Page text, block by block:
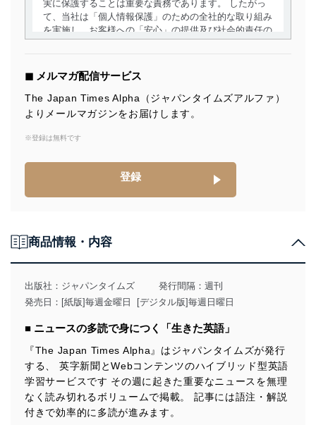
実に保護することは重要な責務であります。 したがっ
て、当社は「個人情報保護」のための全社的な取り組み
を実施し、お客様への「安心」の提供及び社会的責任の
個人情報の取得・利用・提供について
当社は、個人情報の取得・利用・提供に際して、その利
用目的を明確にし、本人の同意を得たうえで利用目的の
達成に必要な範囲内で適法かつ公正な手段によって取
得・利用・提供を行います。また、当社が保有している
供・開示は行いません。当社においてはこれらの取り組
みを確実にするため、従業者等の教育を徹底してまいり
その他の規範を遵守します。また、当社の管理の仕組み
に、これらの法令及びその他の規範を常に適合させま
す。
当社は、個人情報の正確性及び安全性を確保するため
に、下記セキュリティ対策をはじめとする安全対策を実
施し、個人情報の漏えい、滅失またはき損の防止及び是
正に努めます。
アクセス制御
個人データを取り扱うことのできる機器及び当該
◼︎ メルマガ配信サービス
The Japan Times Alpha（ジャパンタイムズアルファ）
よりメールマガジンをお届けします。
※登録は無料です
登録
商品情報・内容
出版社： ジャパンタイムズ
発行間隔：週刊
発売日：[紙版]毎週金曜日 [デジタル版]毎週日曜日
■ ニュースの多読で身につく「生きた英語」
『The Japan Times Alpha』はジャパンタイムズが発行
する、 英字新聞とWebコンテンツのハイブリッド型英語
学習サービスです その週に起きた重要なニュースを無理
なく読み切れるボリュームで掲載。 記事には語注・解説
付きで効率的に多読が進みます。